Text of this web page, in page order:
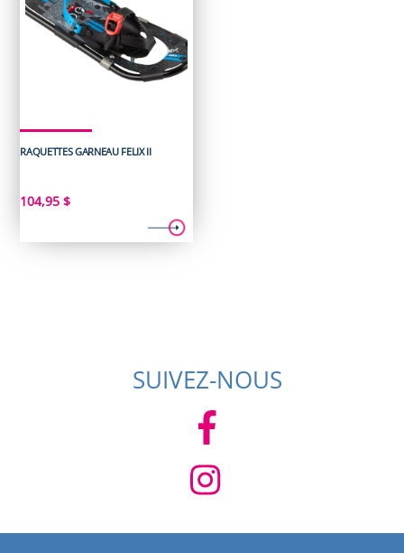
RAQUETTES GARNEAU FELIX II
104,95$
SUIVEZ-NOUS